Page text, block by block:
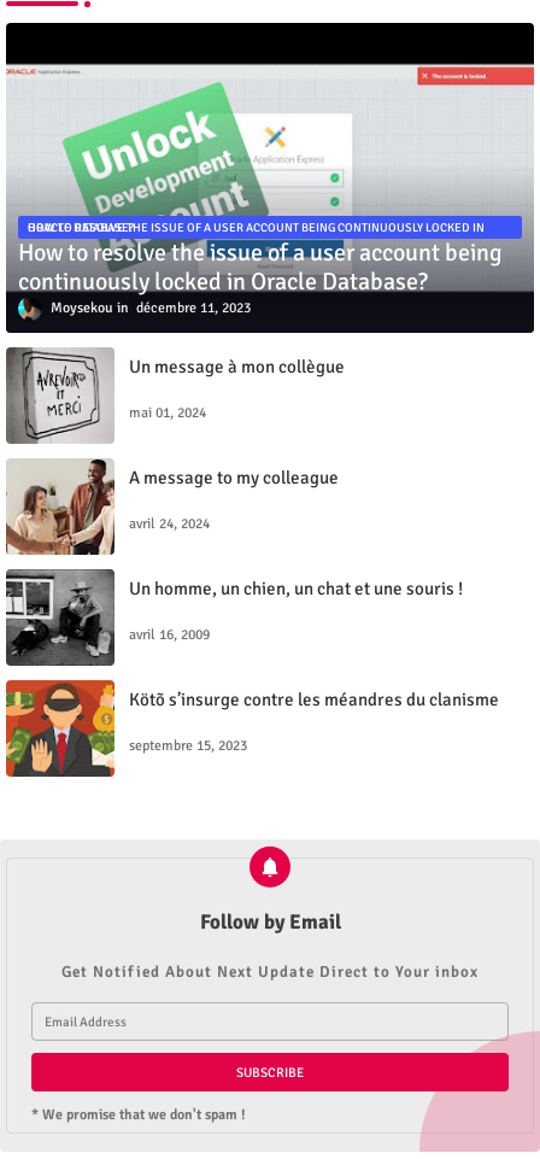
HOW TO RESOLVE THE ISSUE OF A USER ACCOUNT BEING CONTINUOUSLY LOCKED IN ORACLE DATABASE?
How to resolve the issue of a user account being
continuously locked in Oracle Database?
Moysekou décembre 11, 2023
Un message à mon collègue
mai 01, 2024
A message to my colleague
avril 24, 2024
Un homme, un chien, un chat et une souris !
avril 16, 2009
Kötõ s’insurge contre les méandres du clanisme
septembre 15, 2023
Follow by Email
Get Notified About Next Update Direct to Your inbox
* We promise that we don't spam !